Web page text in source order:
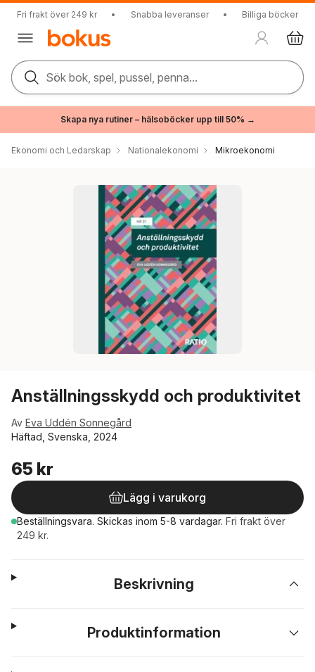
Fri frakt över 249 kr • Snabba leveranser • Billiga böcker
Sök bok, spel, pussel, penna...
Skapa nya rutiner – hälsoböcker upp till 50% →
Ekonomi och Ledarskap Nationalekonomi Mikroekonomi
Anställningsskydd och produktivitet
Av Eva Uddén Sonnegård
Häftad, Svenska, 2024
65 kr
Lägg i varukorg
Beställningsvara. Skickas inom 5-8 vardagar. Fri frakt över
249 kr.
Beskrivning
Produktinformation